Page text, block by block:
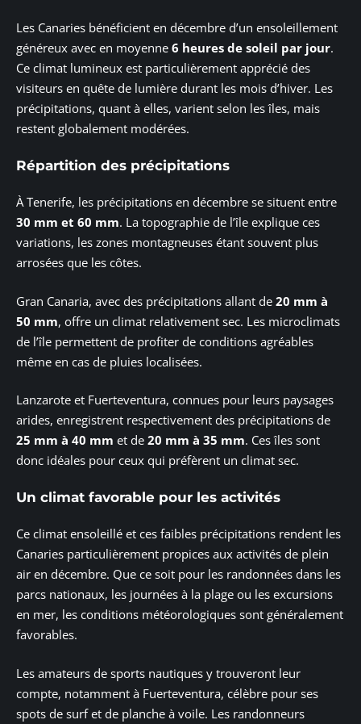
Les Canaries bénéficient en décembre d’un ensoleillement
généreux avec en moyenne 6 heures de soleil par jour.
Ce climat lumineux est particulièrement apprécié des
visiteurs en quête de lumière durant les mois d’hiver. Les
précipitations, quant à elles, varient selon les îles, mais
restent globalement modérées.
Répartition des précipitations
À Tenerife, les précipitations en décembre se situent entre
30 mm et 60 mm. La topographie de l’île explique ces
variations, les zones montagneuses étant souvent plus
arrosées que les côtes.
Gran Canaria, avec des précipitations allant de 20 mm à
50 mm, offre un climat relativement sec. Les microclimats
de l’île permettent de profiter de conditions agréables
même en cas de pluies localisées.
Lanzarote et Fuerteventura, connues pour leurs paysages
arides, enregistrent respectivement des précipitations de
25 mm à 40 mm et de 20 mm à 35 mm. Ces îles sont
donc idéales pour ceux qui préfèrent un climat sec.
Un climat favorable pour les activités
Ce climat ensoleillé et ces faibles précipitations rendent les
Canaries particulièrement propices aux activités de plein
air en décembre. Que ce soit pour les randonnées dans les
parcs nationaux, les journées à la plage ou les excursions
en mer, les conditions météorologiques sont généralement
favorables.
Les amateurs de sports nautiques y trouveront leur
compte, notamment à Fuerteventura, célèbre pour ses
spots de surf et de planche à voile. Les randonneurs